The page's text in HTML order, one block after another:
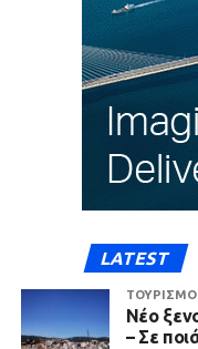
LATEST
Νέο
– Σε